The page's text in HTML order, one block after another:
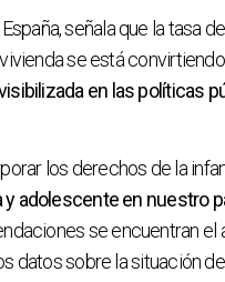
señala que la tasa
se está
en las políticas
los derechos de la
y adolescente en nuestro
se encuentran el
datos sobre la situación